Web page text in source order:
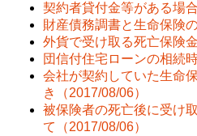
契約者貸付金等がある場
財産債務調書と生命保険
外貨で受け取る死亡保険
団信付住宅ローンの相続
会社が契約していた生命
き
（2017/08/06）
被保険者の死亡後に受け
て
（2017/08/06）